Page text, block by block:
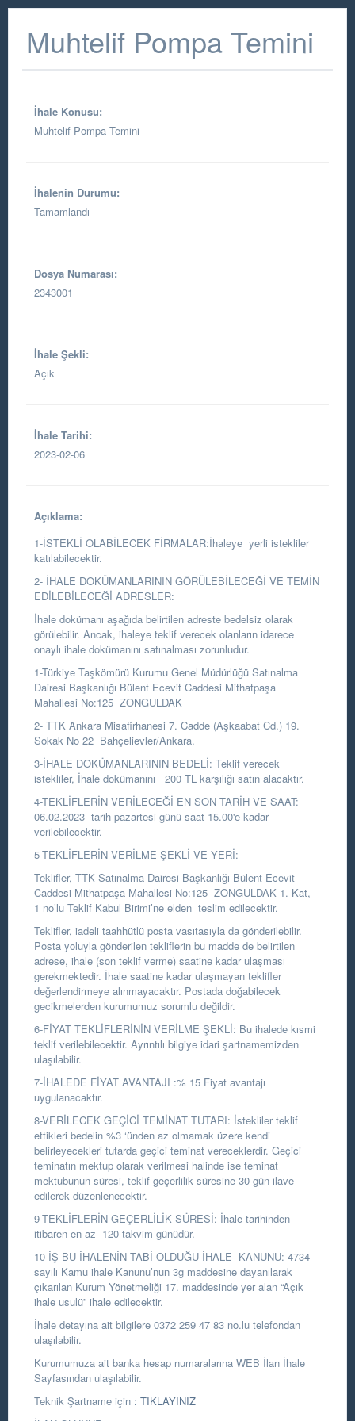
Muhtelif Pompa Temini
İhale Konusu:
Muhtelif Pompa Temini
İhalenin Durumu:
Tamamlandı
Dosya Numarası:
2343001
İhale Şekli:
Açık
İhale Tarihi:
2023-02-06
Açıklama:
1-İSTEKLİ OLABİLECEK FİRMALAR:İhaleye yerli istekliler
katılabilecektir.
2- İHALE DOKÜMANLARININ GÖRÜLEBİLECEĞİ VE TEMİN
EDİLEBİLECEĞİ ADRESLER:
İhale dokümanı aşağıda belirtilen adreste bedelsiz olarak
görülebilir. Ancak, ihaleye teklif verecek olanların idarece
onaylı ihale dokümanını satınalması zorunludur.
1-Türkiye Taşkömürü Kurumu Genel Müdürlüğü Satınalma
Dairesi Başkanlığı Bülent Ecevit Caddesi Mithatpaşa
Mahallesi No:125 ZONGULDAK
2- TTK Ankara Misafirhanesi 7. Cadde (Aşkaabat Cd.) 19.
Sokak No 22 Bahçelievler/Ankara.
3-İHALE DOKÜMANLARININ BEDELİ: Teklif verecek
istekliler, İhale dokümanını 200 TL karşılığı satın alacaktır.
4-TEKLİFLERİN VERİLECEĞİ EN SON TARİH VE SAAT:
06.02.2023 tarih pazartesi günü saat 15.00'e kadar
verilebilecektir.
5-TEKLİFLERİN VERİLME ŞEKLİ VE YERİ:
Teklifler, TTK Satınalma Dairesi Başkanlığı Bülent Ecevit
Caddesi Mithatpaşa Mahallesi No:125 ZONGULDAK 1. Kat,
1 no’lu Teklif Kabul Birimi’ne elden teslim edilecektir.
Teklifler, iadeli taahhütlü posta vasıtasıyla da gönderilebilir.
Posta yoluyla gönderilen tekliflerin bu madde de belirtilen
adrese, ihale (son teklif verme) saatine kadar ulaşması
gerekmektedir. İhale saatine kadar ulaşmayan teklifler
değerlendirmeye alınmayacaktır. Postada doğabilecek
gecikmelerden kurumumuz sorumlu değildir.
6-FİYAT TEKLİFLERİNİN VERİLME ŞEKLİ: Bu ihalede kısmi
teklif verilebilecektir. Ayrıntılı bilgiye idari şartnamemizden
ulaşılabilir.
7-İHALEDE FİYAT AVANTAJI :% 15 Fiyat avantajı
uygulanacaktır.
8-VERİLECEK GEÇİCİ TEMİNAT TUTARI: İstekliler teklif
ettikleri bedelin %3 ‘ünden az olmamak üzere kendi
belirleyecekleri tutarda geçici teminat vereceklerdir. Geçici
teminatın mektup olarak verilmesi halinde ise teminat
mektubunun süresi, teklif geçerlilik süresine 30 gün ilave
edilerek düzenlenecektir.
9-TEKLİFLERİN GEÇERLİLİK SÜRESİ: İhale tarihinden
itibaren en az 120 takvim günüdür.
10-İŞ BU İHALENİN TABİ OLDUĞU İHALE KANUNU: 4734
sayılı Kamu ihale Kanunu’nun 3g maddesine dayanılarak
çıkarılan Kurum Yönetmeliği 17. maddesinde yer alan “Açık
ihale usulü” ihale edilecektir.
İhale detayına ait bilgilere 0372 259 47 83 no.lu telefondan
ulaşılabilir.
Kurumumuza ait banka hesap numaralarına WEB İlan İhale
Sayfasından ulaşılabilir.
Teknik Şartname için : TIKLAYINIZ